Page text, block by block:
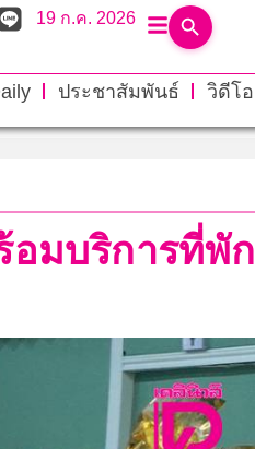
19 ก.ค. 2026
ประชาสัมพันธ์
วิดีโอ
อมบริการที่พัก